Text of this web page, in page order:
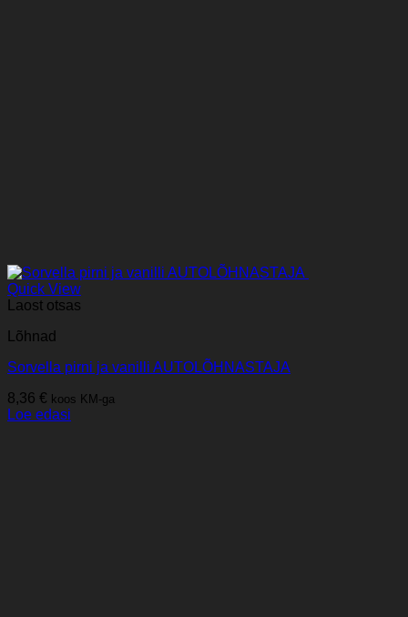
Quick View
Laost otsas
Lõhnad
Sorvella pirni ja vanilli AUTOLÕHNASTAJA
8,36 € koos KM-ga
Loe edasi